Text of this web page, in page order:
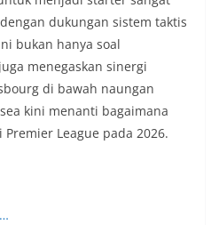
dukungan sistem taktis
bukan hanya soal
menegaskan sinergi
di bawah naungan
kini menanti bagaimana
League pada 2026.